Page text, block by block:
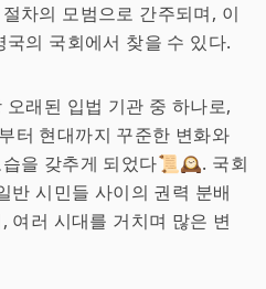
차의 모범으로 간주되며, 이
의 국회에서 찾을 수 있다.
래된 입법 기관 중 하나로,
터 현대까지 꾸준한 변화와
습을 갖추게 되었다📜🕰️. 국회
반 시민들 사이의 권력 분배
여러 시대를 거치며 많은 변